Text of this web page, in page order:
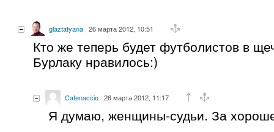
glaztatyana 26 марта 2012, 10:51
Кто же теперь будет футболистов в
Бурлаку нравилось:)
Catenaccio 26 марта 2012, 11:17
Я думаю, женщины-судьи. За